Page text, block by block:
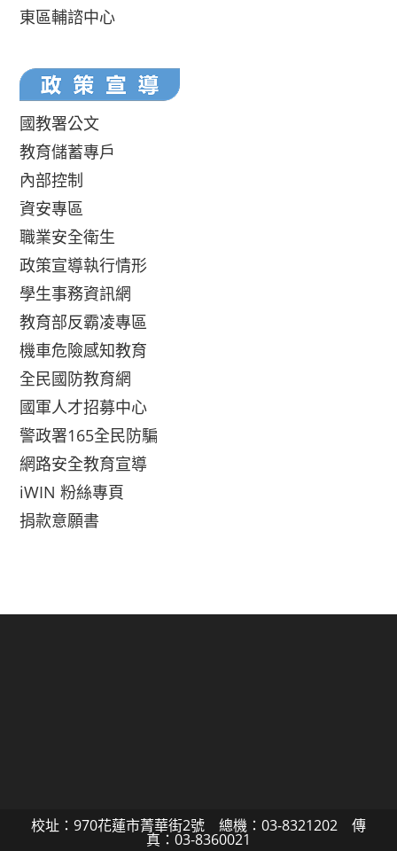
東區輔諮中心
國教署公文
教育儲蓄專戶
內部控制
資安專區
職業安全衛生
政策宣導執行情形
學生事務資訊網
教育部反霸凌專區
機車危險感知教育
全民國防教育網
國軍人才招募中心
警政署165全民防騙
網路安全教育宣導
iWIN 粉絲專頁
捐款意願書
校址：970花蓮市菁華街2號 總機：03-8321202 傳
真：03-8360021